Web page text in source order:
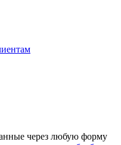
через любую форму